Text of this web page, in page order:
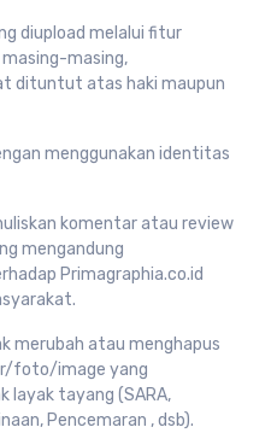
diupload melalui fitur
masing,
dituntut atas haki maupun
menggunakan identitas
komentar atau review
mengandung
Primagraphia.co.id
merubah atau menghapus
foto/image yang
layak tayang (SARA,
Pencemaran , dsb).